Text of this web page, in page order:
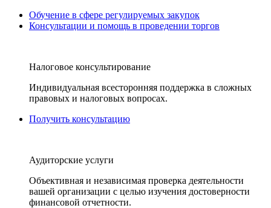
Обучение в сфере регулируемых закупок
Консультации и помощь в проведении торгов
Налоговое консультирование
Индивидуальная всесторонняя поддержка в сложных
правовых и налоговых вопросах.
Получить консультацию
Аудиторские услуги
Объективная и независимая проверка деятельности
вашей организации с целью изучения достоверности
финансовой отчетности.